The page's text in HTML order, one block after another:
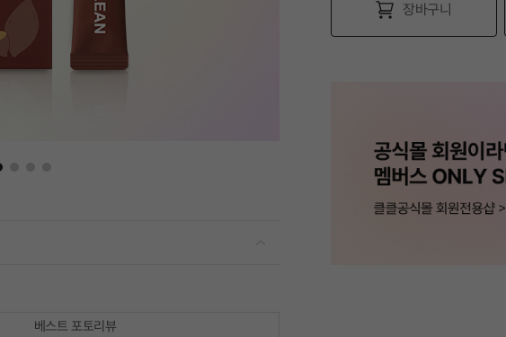
베스트 포토리뷰
장바구니